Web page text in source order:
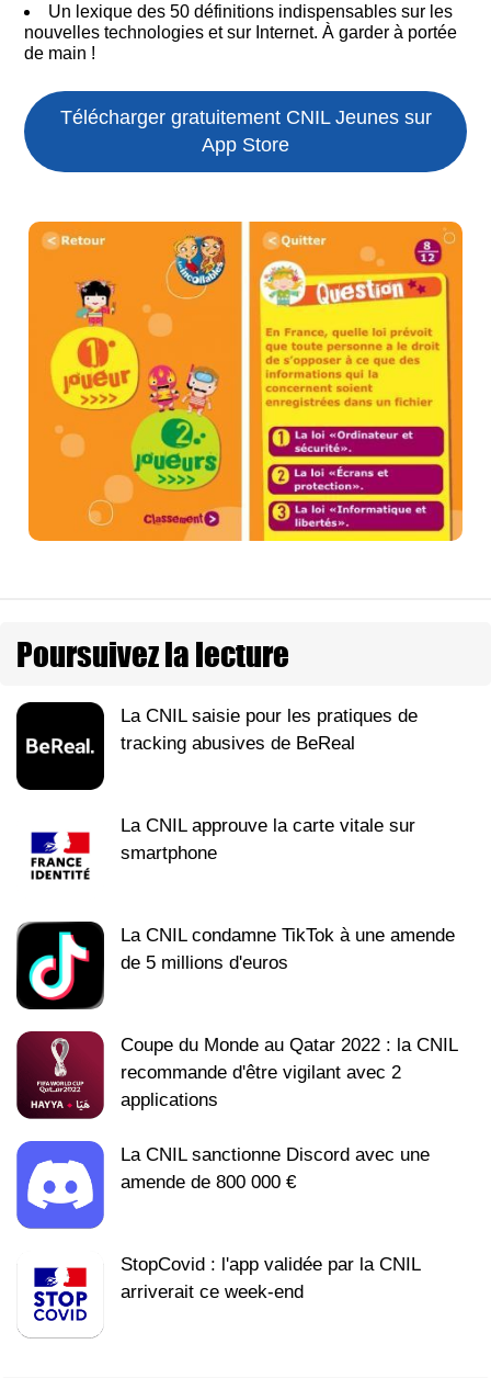
Un lexique des 50 définitions indispensables sur les
nouvelles technologies et sur Internet. À garder à portée
de main !
Télécharger gratuitement CNIL Jeunes sur
App Store
Poursuivez la lecture
La CNIL saisie pour les pratiques de
tracking abusives de BeReal
La CNIL approuve la carte vitale sur
smartphone
La CNIL condamne TikTok à une amende
de 5 millions d'euros
Coupe du Monde au Qatar 2022 : la CNIL
recommande d'être vigilant avec 2
applications
La CNIL sanctionne Discord avec une
amende de 800 000 €
StopCovid : l'app validée par la CNIL
arriverait ce week-end